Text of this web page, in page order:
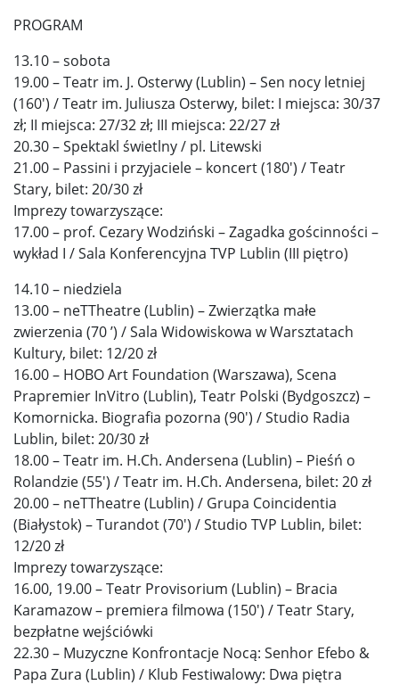
PROGRAM
13.10 – sobota
19.00 – Teatr im. J. Osterwy (Lublin) – Sen nocy letniej
(160′) / Teatr im. Juliusza Osterwy, bilet: I miejsca: 30/37
zł; II miejsca: 27/32 zł; III miejsca: 22/27 zł
20.30 – Spektakl świetlny / pl. Litewski
21.00 – Passini i przyjaciele – koncert (180′) / Teatr
Stary, bilet: 20/30 zł
Imprezy towarzyszące:
17.00 – prof. Cezary Wodziński – Zagadka gościnności –
wykład I / Sala Konferencyjna TVP Lublin (III piętro)
14.10 – niedziela
13.00 – neTTheatre (Lublin) – Zwierzątka małe
zwierzenia (70 ’) / Sala Widowiskowa w Warsztatach
Kultury, bilet: 12/20 zł
16.00 – HOBO Art Foundation (Warszawa), Scena
Prapremier InVitro (Lublin), Teatr Polski (Bydgoszcz) –
Komornicka. Biografia pozorna (90′) / Studio Radia
Lublin, bilet: 20/30 zł
18.00 – Teatr im. H.Ch. Andersena (Lublin) – Pieśń o
Rolandzie (55′) / Teatr im. H.Ch. Andersena, bilet: 20 zł
20.00 – neTTheatre (Lublin) / Grupa Coincidentia
(Białystok) – Turandot (70′) / Studio TVP Lublin, bilet:
12/20 zł
Imprezy towarzyszące:
16.00, 19.00 – Teatr Provisorium (Lublin) – Bracia
Karamazow – premiera filmowa (150′) / Teatr Stary,
bezpłatne wejściówki
22.30 – Muzyczne Konfrontacje Nocą: Senhor Efebo &
Papa Zura (Lublin) / Klub Festiwalowy: Dwa piętra